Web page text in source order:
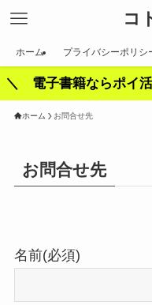
コ
ホーム プライバシーポリシ
＼ 電子書籍ならポイ
ホーム お問合せ先
お問合せ先
名前(必須)